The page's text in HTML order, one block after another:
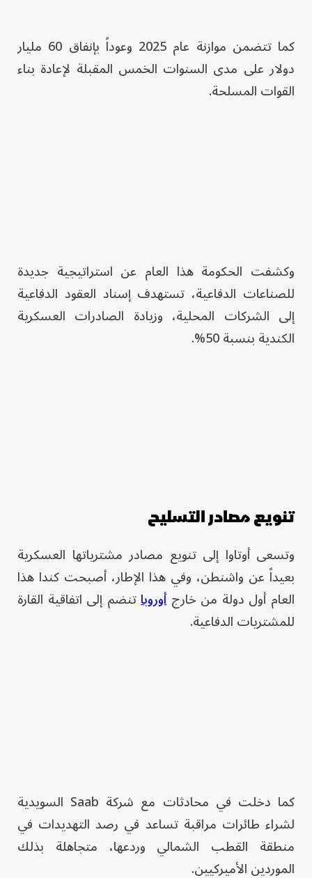
كما تتضمن موازنة عام 2025 وعوداً بإنفاق 60 مليار
دولار على مدى السنوات الخمس المقبلة لإعادة بناء
القوات المسلحة.
وكشفت الحكومة هذا العام عن استراتيجية جديدة
للصناعات الدفاعية، تستهدف إسناد العقود الدفاعية
إلى الشركات المحلية، وزيادة الصادرات العسكرية
الكندية بنسبة 50%.
تنويع مصادر التسليح
وتسعى أوتاوا إلى تنويع مصادر مشترياتها العسكرية
بعيداً عن واشنطن، وفي هذا الإطار، أصبحت كندا هذا
العام أول دولة من خارجأوروباتنضم إلى اتفاقية القارة
للمشتريات الدفاعية.
كما دخلت في محادثات مع شركة Saab السويدية
لشراء طائرات مراقبة تساعد في رصد التهديدات في
منطقة القطب الشمالي وردعها، متجاهلة بذلك
الموردين الأميركيين.